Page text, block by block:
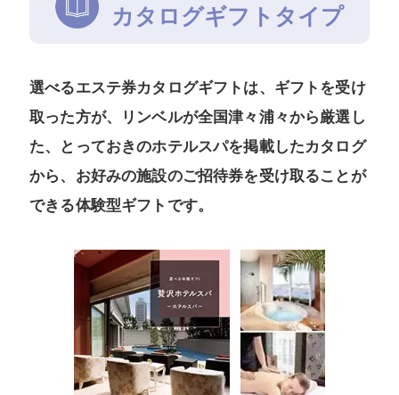
カタログギフトタイプ
選べるエステ券カタログギフトは、ギフトを受け
取った方が、リンベルが全国津々浦々から厳選し
た、とっておきのホテルスパを掲載したカタログ
から、お好みの施設のご招待券を受け取ることが
できる体験型ギフトです。